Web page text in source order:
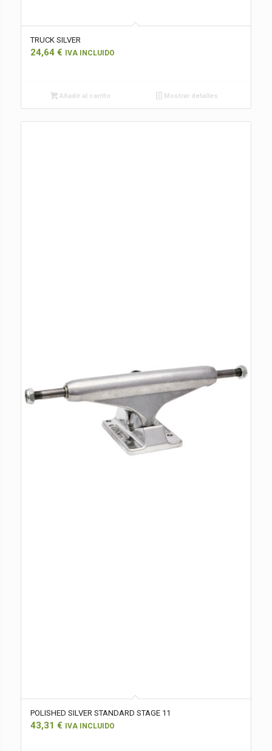
TRUCK SILVER
24,64 € IVA INCLUIDO
Añadir al carrito Mostrar detalles
POLISHED SILVER STANDARD STAGE 11
43,31 € IVA INCLUIDO